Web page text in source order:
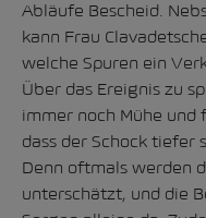
Abläufe Bescheid.
kann Frau
welche Spuren ein
Über das Ereignis zu
immer noch Mühe und
dass der Schock tiefer
Denn oftmals werden
unterschätzt, und die